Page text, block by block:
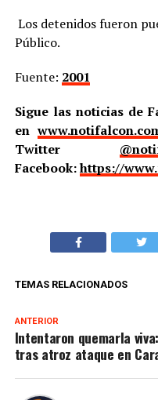
Los detenidos fueron
Público.
Fuente: 2001
Sigue las noticias de
en
Twitter
Facebook:https://
TEMAS RELACIONADOS
ANTERIOR
Intentaron quemarla
tras atroz ataque en